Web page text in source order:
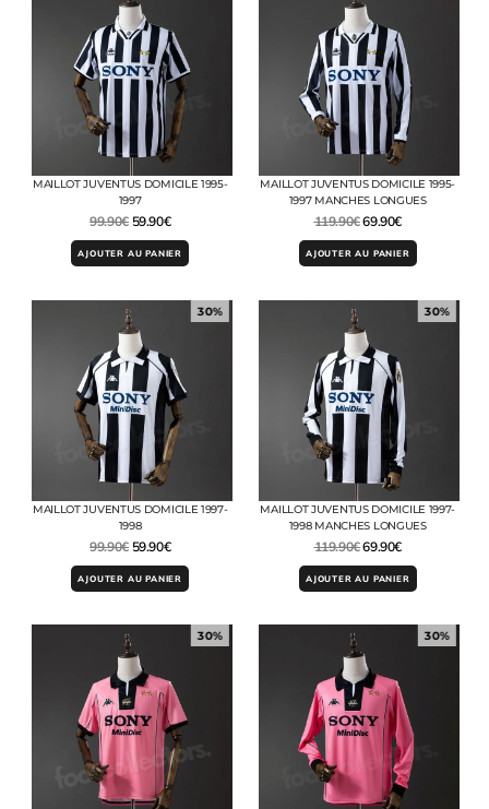
MAILLOT JUVENTUS DOMICILE 1995-
1997
99.90€ 59.90€
AJOUTER AU PANIER
MAILLOT JUVENTUS DOMICILE 1995-
1997 MANCHES LONGUES
119.90€69.90€
AJOUTER AU PANIER
30%
MAILLOT JUVENTUS DOMICILE 1997-
1998
99.90€ 59.90€
AJOUTER AU PANIER
30%
MAILLOT JUVENTUS DOMICILE 1997-
1998 MANCHES LONGUES
119.90€69.90€
AJOUTER AU PANIER
30% 30%